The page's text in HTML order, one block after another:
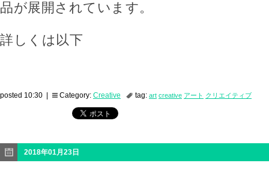
品が展開されています。
詳しくは以下
posted 10:30 | Category: Creative tag: art creative アート クリエイティブ
2018年01月23日